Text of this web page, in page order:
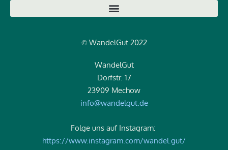
© WandelGut 2022
WandelGut
Dorfstr. 17
23909 Mechow
info@wandelgut.de
Folge uns auf Instagram:
https://www.instagram.com/wandel.gut/